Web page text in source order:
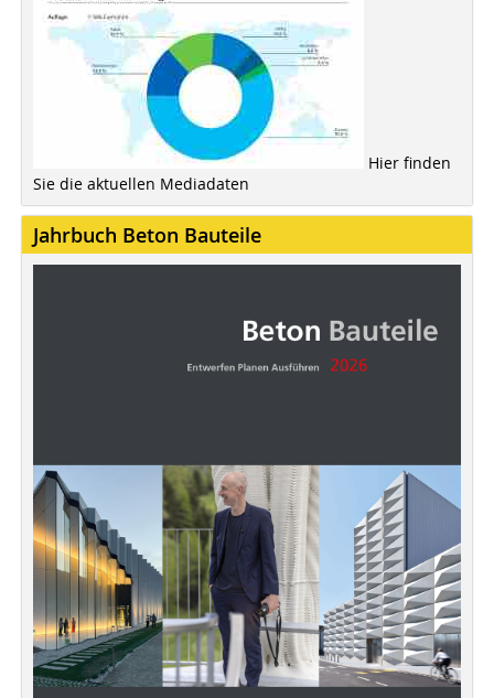
Hier finden
Sie die aktuellen Mediadaten
Jahrbuch Beton Bauteile